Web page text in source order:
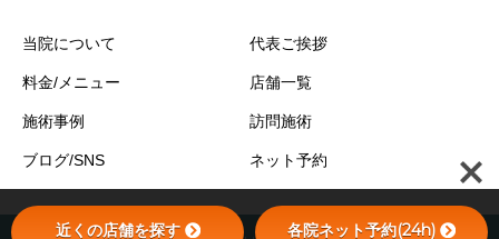
当院について 代表ご挨拶
料金/メニュー 店舗一覧
施術事例 訪問施術
ブログ/SNS ネット予約
近くの店舗を探す 各院ネット予約(24h)